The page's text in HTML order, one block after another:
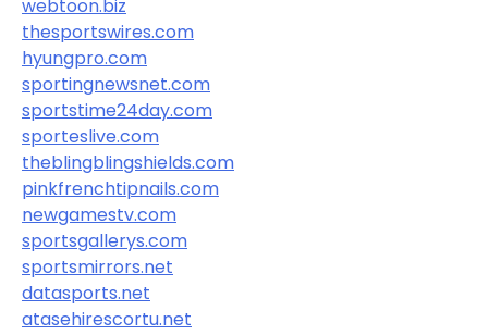
webtoon.biz
thesportswires.com
hyungpro.com
sportingnewsnet.com
sportstime24day.com
sporteslive.com
theblingblingshields.com
pinkfrenchtipnails.com
newgamestv.com
sportsgallerys.com
sportsmirrors.net
datasports.net
atasehirescortu.net